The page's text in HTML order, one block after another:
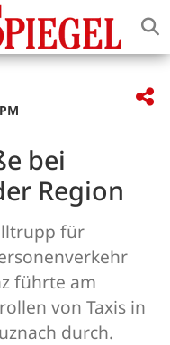
bei
Region
für
führte am
von Taxis in
durch.